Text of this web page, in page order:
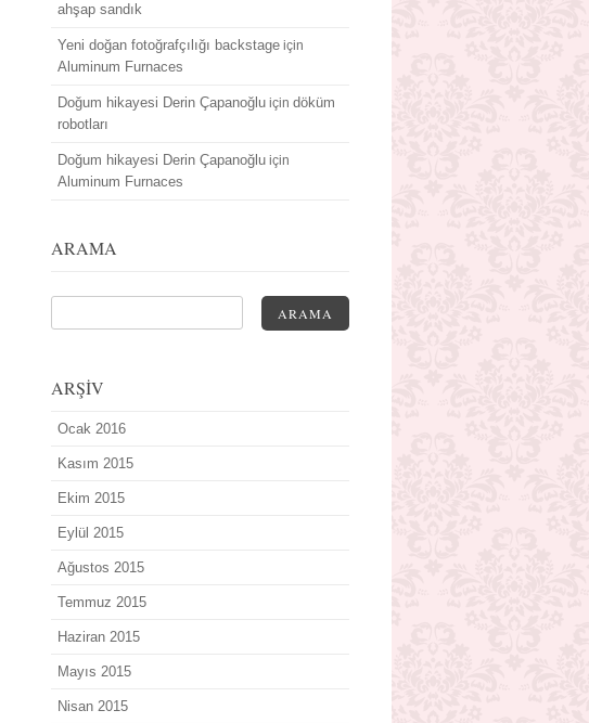
ahşap sandık
Yeni doğan fotoğrafçılığı backstage için
Aluminum Furnaces
Doğum hikayesi Derin Çapanoğlu içindöküm
robotları
Doğum hikayesi Derin Çapanoğlu için
Aluminum Furnaces
ARAMA
ARAMA
ARŞİV
Ocak 2016
Kasım 2015
Ekim 2015
Eylül 2015
Ağustos 2015
Temmuz 2015
Haziran 2015
Mayıs 2015
Nisan 2015